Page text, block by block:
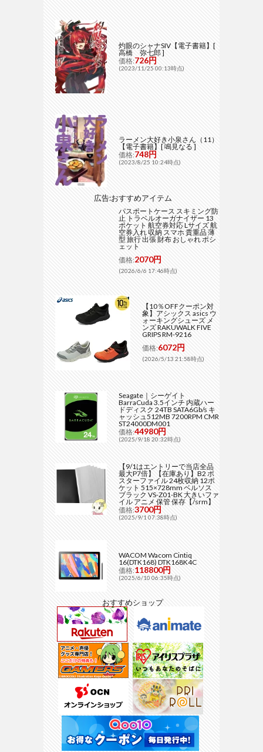
灼眼のシャナSIV【電子書籍】[
高橋 弥七郎 ]
価格:726円
(2023/11/25 00:13時点)
ラーメン大好き小泉さん（11）
【電子書籍】[ 鳴見なる ]
価格:748円
(2023/8/25 10:24時点)
広告:おすすめアイテム
パスポートケース スキミング防
止 トラベルオーガナイザー 13
ポケット 航空券対応 Lサイズ 航
空券入れ 収納 スマホ 貴重品 薄
型 旅行 出張 財布 おしゃれ ポシ
ェット
価格:2070円
(2026/6/6 17:46時点)
【10％OFFクーポン対
象】アシックス asics ウ
ォーキングシューズ メ
ンズ RAKUWALK FIVE
GRIPS RM-9216
価格:6072円
(2026/5/13 21:58時点)
Seagate｜シーゲイト
BarraCuda 3.5インチ 内蔵ハー
ドディスク 24TB SATA6Gb/s キ
ャッシュ512MB 7200RPM CMR
ST24000DM001
価格:44980円
(2025/9/18 20:32時点)
【9/1はエントリーで当店全品
最大P7倍】【在庫あり】B2 ポ
スターファイル 24枚収納 12ポ
ケット 515×728mm ベルソス
ブラック VS-Z01-BK 大きいファ
イル アニメ 保管 保存【/srm】
価格:3700円
(2025/9/1 07:38時点)
WACOM Wacom Cintiq
16(DTK168) DTK168K4C
価格:118800円
(2025/6/10 06:35時点)
おすすめショップ